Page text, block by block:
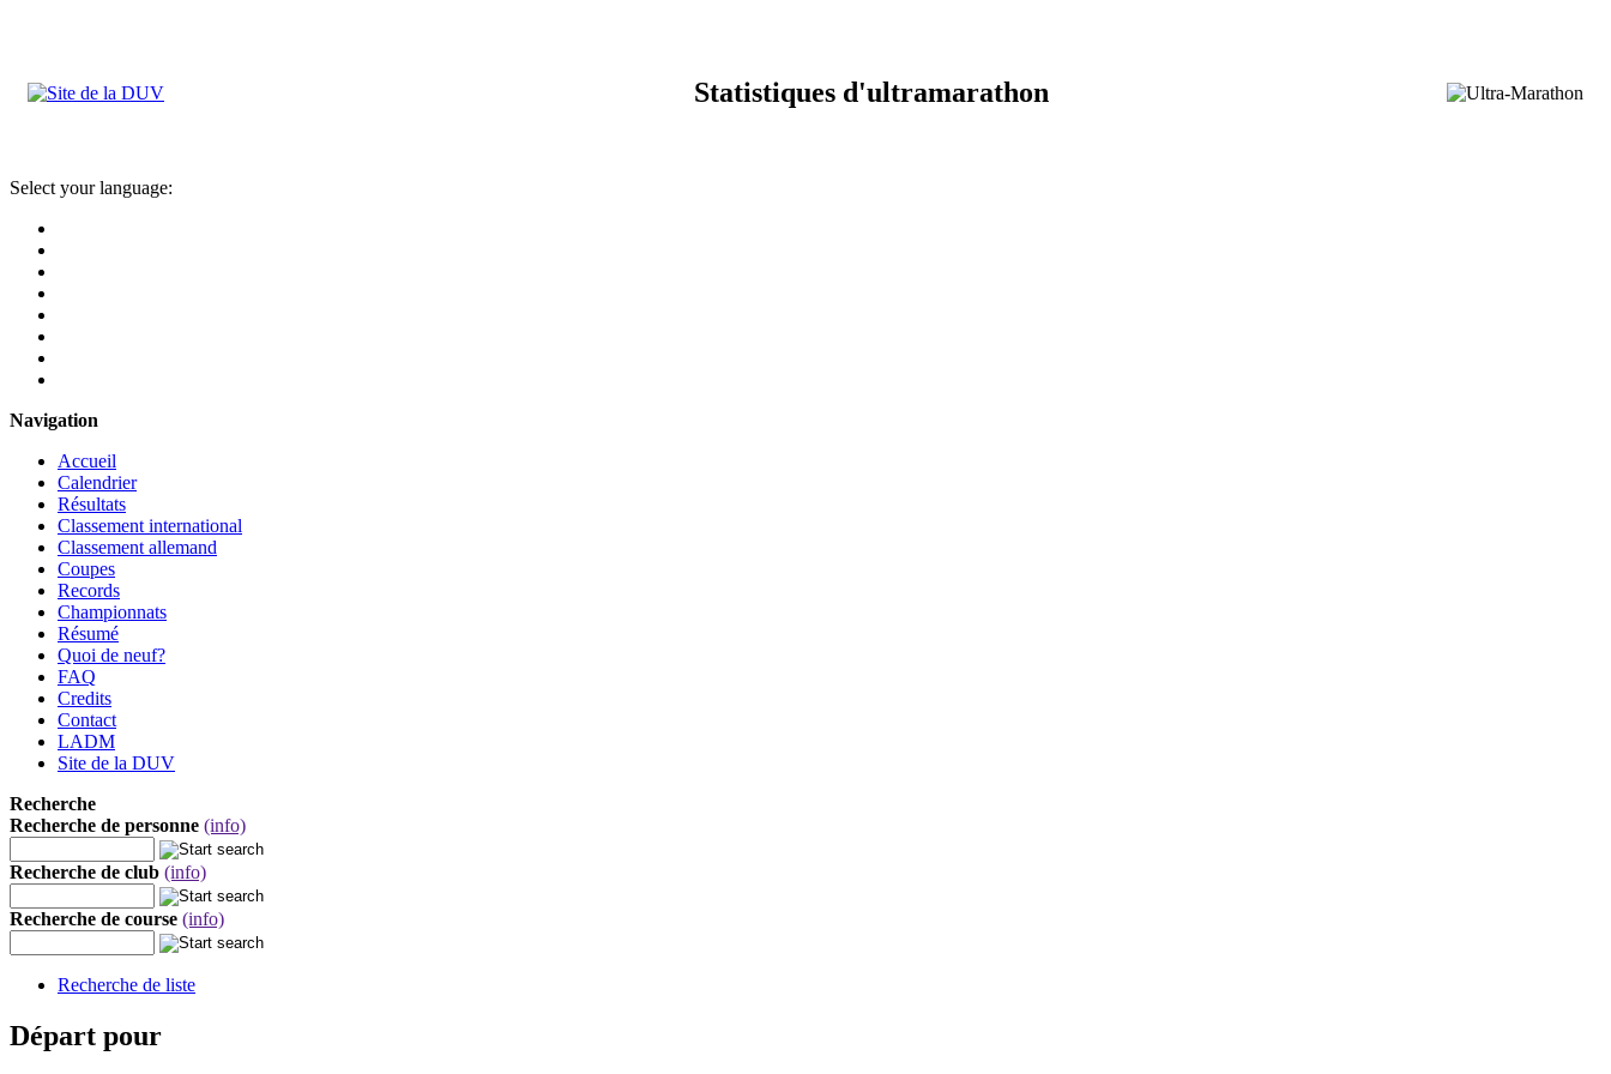
Statistiques d'ultramarathon
Select your language:
Navigation
Accueil
Calendrier
Résultats
Classement international
Classement allemand
Coupes
Records
Championnats
Résumé
Quoi de neuf?
FAQ
Credits
Contact
LADM
Site de la DUV
Recherche
Recherche de personne (info)
Recherche de club (info)
Recherche de course (info)
Recherche de liste
Départ pour